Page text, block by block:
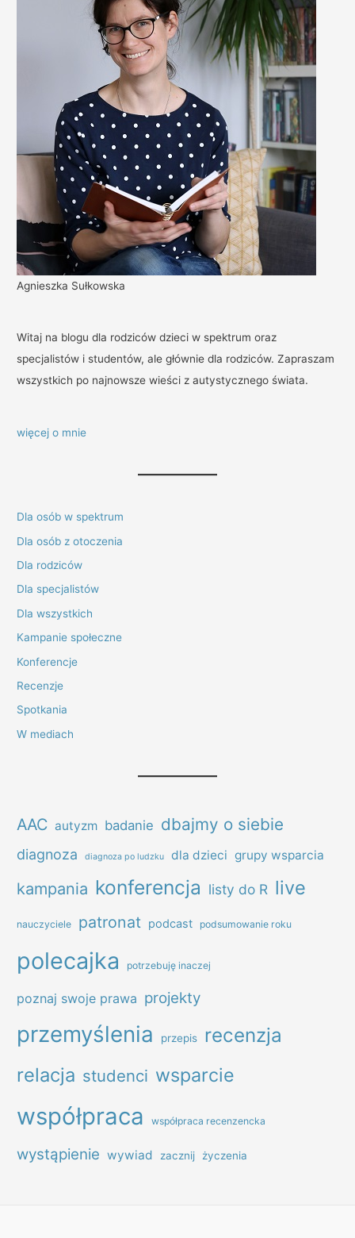
Agnieszka Sułkowska
Witaj na blogu dla rodziców dzieci w spektrum oraz
specjalistów i studentów, ale głównie dla rodziców. Zapraszam
wszystkich po najnowsze wieści z autystycznego świata.
więcej o mnie
Dla osób w spektrum
Dla osób z otoczenia
Dla rodziców
Dla specjalistów
Dla wszystkich
Kampanie społeczne
Konferencje
Recenzje
Spotkania
W mediach
AAC autyzm badanie dbajmy o siebie
diagnoza diagnoza po ludzku dla dzieci grupy wsparcia
kampania konferencja listy do R live
nauczyciele patronat podcast podsumowanie roku
polecajka potrzebuję inaczej
poznaj swoje prawa projekty
przemyślenia przepis
recenzja
relacja studenci wsparcie
współpraca współpraca recenzencka
wystąpienie wywiad zacznij życzenia